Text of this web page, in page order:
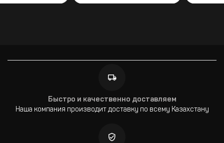
Быстро и качественно доставляем
Наша компания производит доставку по всему Казахстану